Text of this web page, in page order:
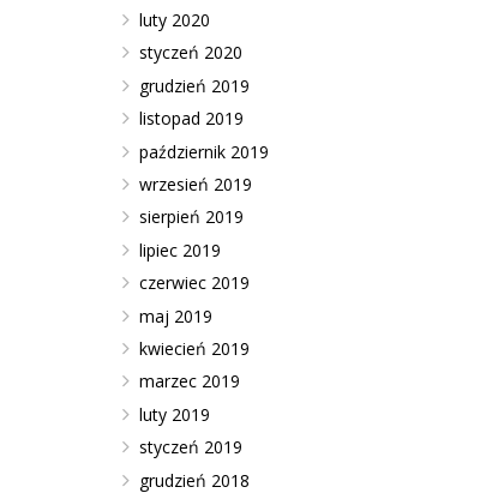
luty 2020
styczeń 2020
grudzień 2019
listopad 2019
październik 2019
wrzesień 2019
sierpień 2019
lipiec 2019
czerwiec 2019
maj 2019
kwiecień 2019
marzec 2019
luty 2019
styczeń 2019
grudzień 2018